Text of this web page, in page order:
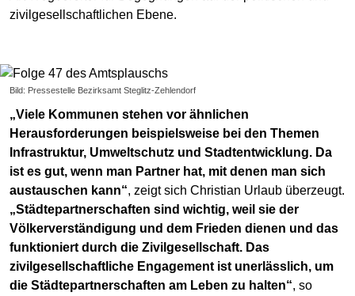
zivilgesellschaftlichen Ebene.
Bild: Pressestelle Bezirksamt Steglitz-Zehlendorf
„Viele Kommunen stehen vor ähnlichen
Herausforderungen beispielsweise bei den Themen
Infrastruktur, Umweltschutz und Stadtentwicklung. Da
ist es gut, wenn man Partner hat, mit denen man sich
austauschen kann“, zeigt sich Christian Urlaub überzeugt.
„Städtepartnerschaften sind wichtig, weil sie der
Völkerverständigung und dem Frieden dienen und das
funktioniert durch die Zivilgesellschaft. Das
zivilgesellschaftliche Engagement ist unerlässlich, um
die Städtepartnerschaften am Leben zu halten“, so